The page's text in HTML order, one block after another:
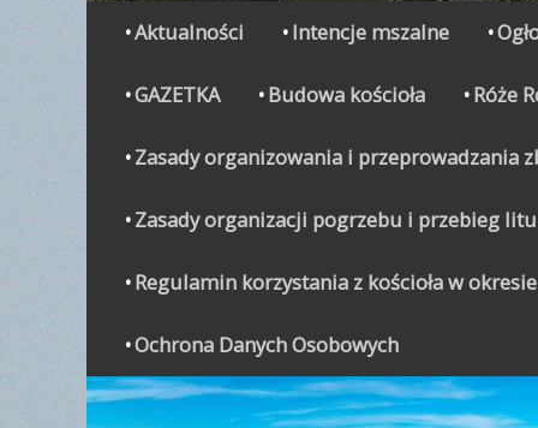
Secondary Menu
Aktualności Intencje mszalne
GAZETKA Budowa kościoła Róże
Zasady organizowania i przeprowadzania
Zasady organizacji pogrzebu i przebieg
Regulamin korzystania z kościoła w
Ochrona Danych Osobowych